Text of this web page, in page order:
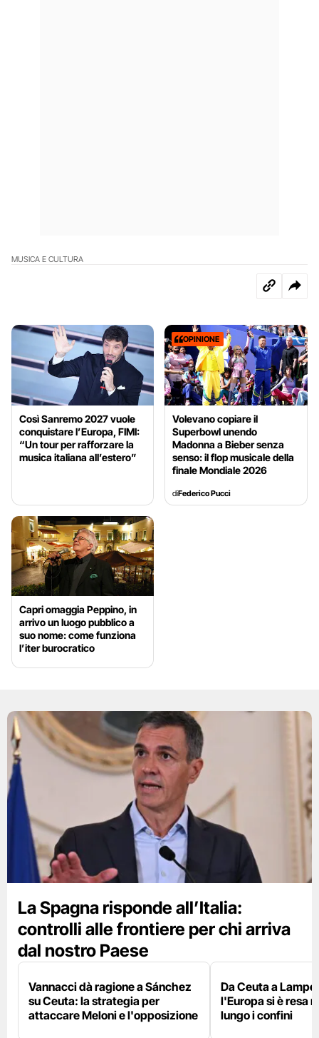
MUSICA E CULTURA
Così Sanremo 2027 vuole
conquistare l’Europa, FIMI:
“Un tour per rafforzare la
musica italiana all’estero”
OPINIONE
Volevano copiare il
Superbowl unendo
Madonna a Bieber senza
senso: il flop musicale della
finale Mondiale 2026
diFederico Pucci
Capri omaggia Peppino, in
arrivo un luogo pubblico a
suo nome: come funziona
l’iter burocratico
La Spagna risponde all’Italia:
controlli alle frontiere per chi arriva
dal nostro Paese
Vannacci dà ragione a Sánchez
su Ceuta: la strategia per
attaccare Meloni e l'opposizione
Da Ceuta a
l'Europa si è resa
lungo i confini